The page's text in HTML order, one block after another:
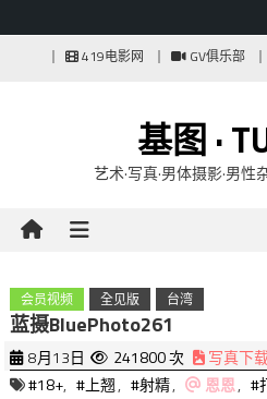
419电影网 GV俱乐部
基图 ·
艺术·写真·男体摄影·男性
会员视频 全见版 台湾
蓝摄BluePhoto261
8月13日 241800 次 写真下
#18+, #上翘, #射精, 恩恩, #